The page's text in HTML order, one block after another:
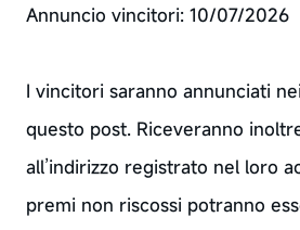
Annuncio vincitori: 10/07/2026
I vincitori saranno annunciati
questo post. Riceveranno
all’indirizzo registrato nel loro
premi non riscossi potranno